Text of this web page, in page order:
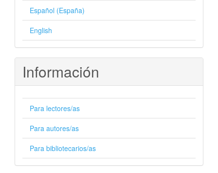
Español (España)
English
Información
Para lectores/as
Para autores/as
Para bibliotecarios/as